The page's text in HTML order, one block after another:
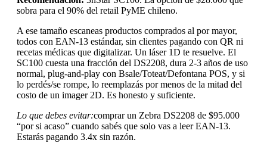
sobra para el 90% del retail PyME chileno.
A ese tamaño escaneas productos comprados al por mayor,
todos con EAN-13 estándar, sin clientes pagando con QR ni
recetas médicas que digitalizar. Un láser 1D te resuelve. El
SC100 cuesta una fracción del DS2208, dura 2-3 años de uso
normal, plug-and-play con Bsale/Toteat/Defontana POS, y si
lo perdés/se rompe, lo reemplazás por menos de la mitad del
costo de un imager 2D. Es honesto y suficiente.
Lo que debes evitar:comprar un Zebra DS2208 de $95.000
“por si acaso” cuando sabés que solo vas a leer EAN-13.
Estarás pagando 3.4x sin razón.